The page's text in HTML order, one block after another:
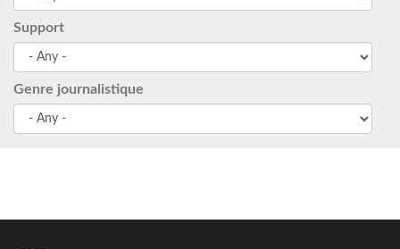
Support
Genre journalistique